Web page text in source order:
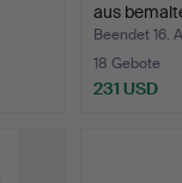
aus
Beendet 16.
18 Gebote
231 USD